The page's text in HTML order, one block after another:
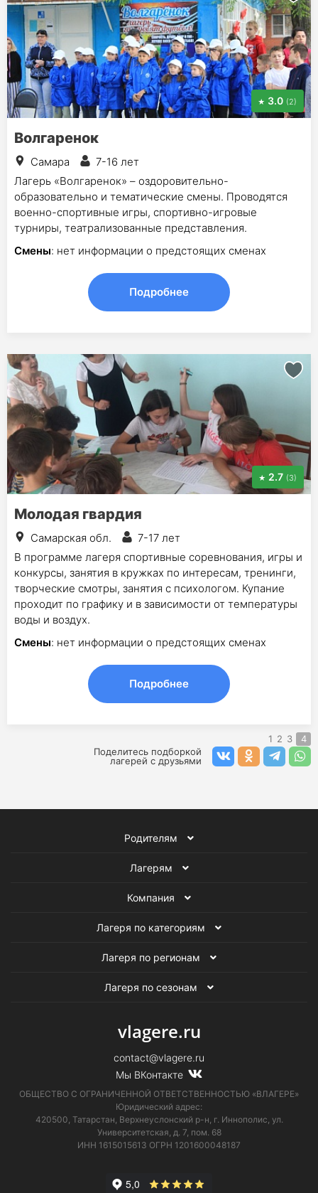
3.0 (2)
Волгаренок
Самара
7-16 лет
Лагерь «Волгаренок» – оздоровительно-
образовательно и тематические смены. Проводятся
военно-спортивные игры, спортивно-игровые
турниры, театрализованные представления.
Смены: нет информации о предстоящих сменах
Подробнее
2.7 (3)
Молодая гвардия
Самарская обл.
7-17 лет
В программе лагеря спортивные соревнования, игры и
конкурсы, занятия в кружках по интересам, тренинги,
творческие смотры, занятия с психологом. Купание
проходит по графику и в зависимости от температуры
воды и воздух.
Смены: нет информации о предстоящих сменах
Подробнее
1 2 3
4
Поделитесь подборкой
лагерей с друзьями
Родителям
Лагерям
Компания
Лагеря по категориям
Лагеря по регионам
Лагеря по сезонам
vlagere.ru
contact@vlagere.ru
Мы ВКонтакте
ОБЩЕСТВО С ОГРАНИЧЕННОЙ ОТВЕТСТВЕННОСТЬЮ «ВЛАГЕРЕ»
Юридический адрес:
420500, Татарстан, Верхнеуслонский р-н, г. Иннополис, ул.
Университетская, д. 7, пом. 68
ИНН 1615015613 ОГРН 1201600048187